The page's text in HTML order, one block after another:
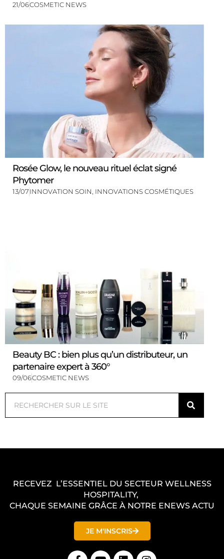
21/06COSMETIC NEWS
Rosée Glow, le nouveau rituel éclat signé
Phytomer
13/07INNOVATION SOIN INNOVATIONS COSMÉTIQUES
Beauty BC : bien plus qu’un distributeur, un
partenaire expert à 360°
09/06COSMETIC NEWS
RECEVEZ L’ESSENTIEL DU SECTEUR WELLNESS
HOSPITALITY,
CHAQUE SEMAINE GRÂCE À NOTRE ENEWS ACTU
JE M'INSCRIS
F Y L I